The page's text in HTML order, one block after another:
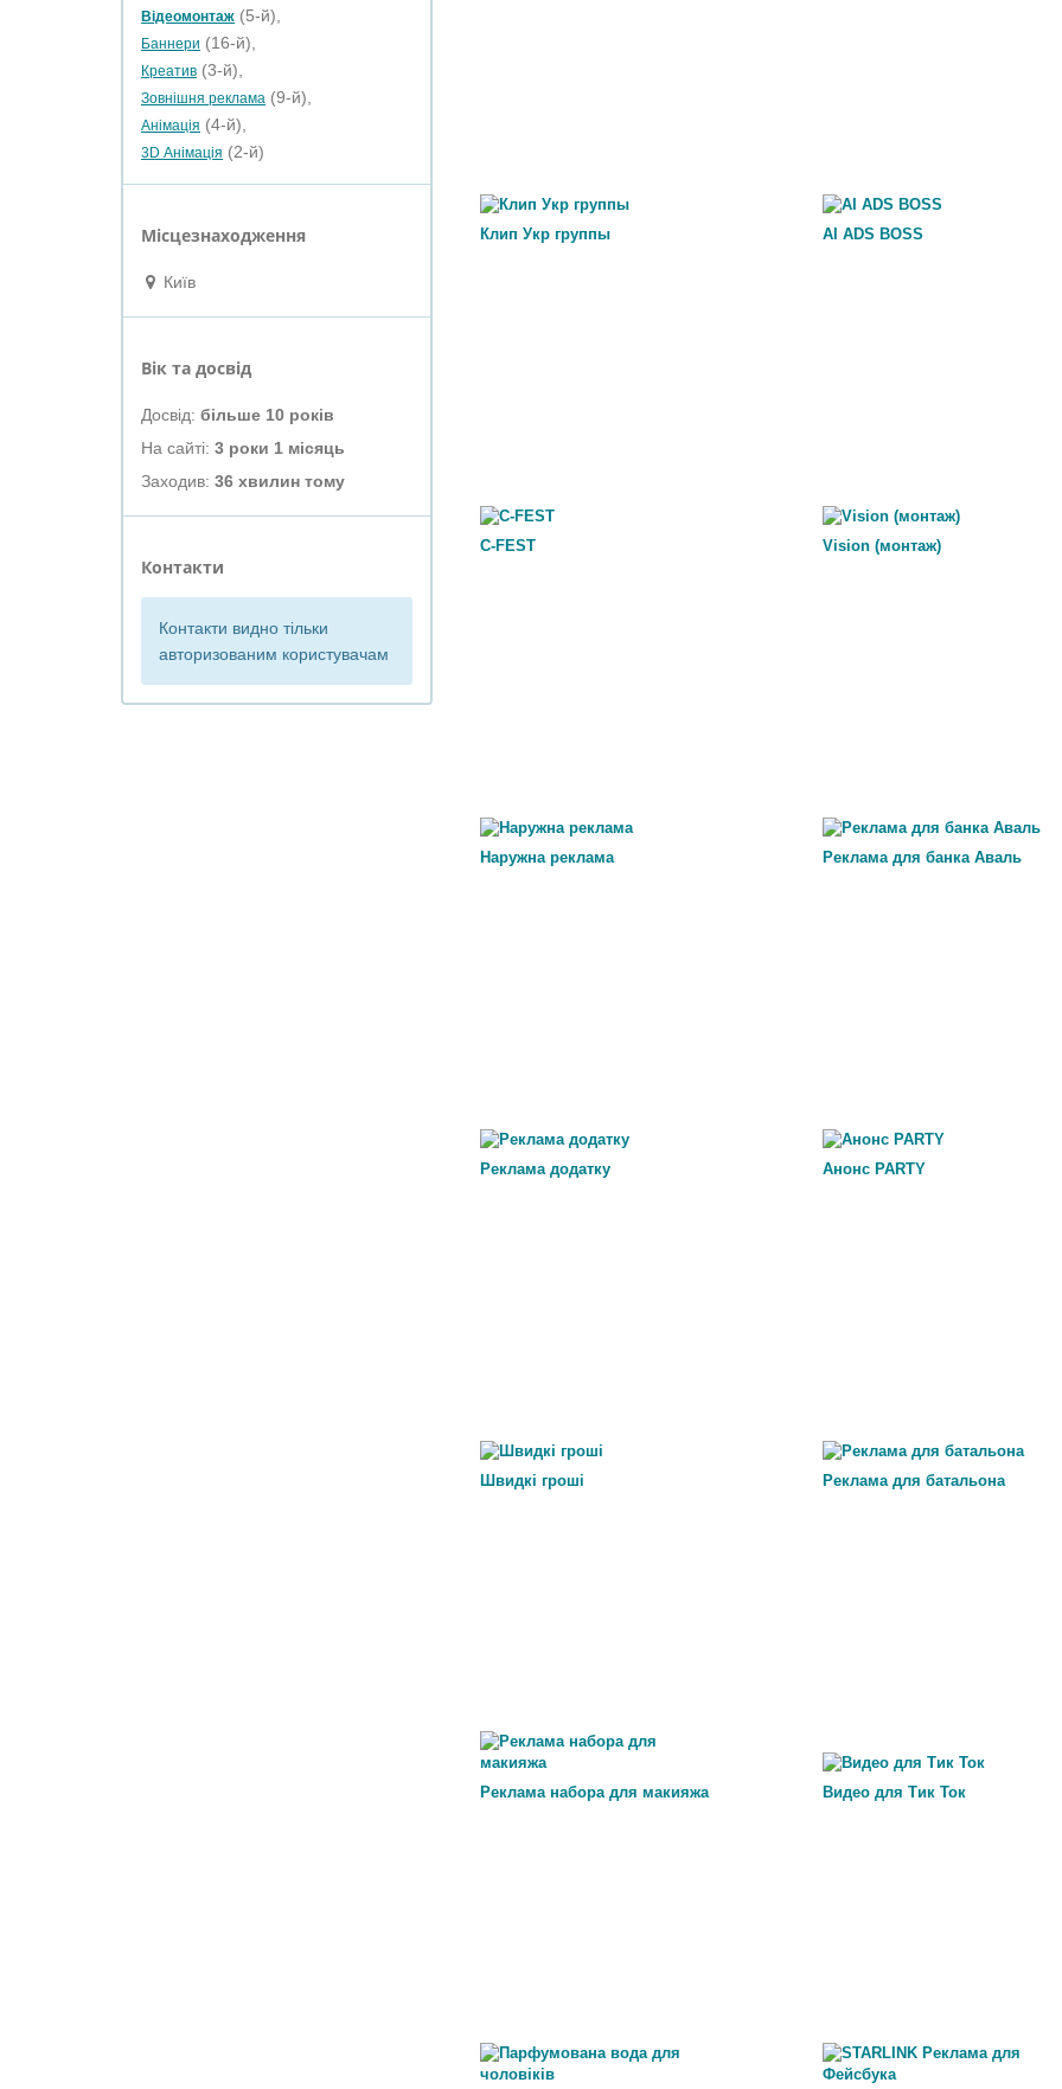
Відеомонтаж (5-й),
Баннери (16-й),
Креатив (3-й),
Зовнішня реклама (9-й),
Анімація (4-й),
3D Анімація (2-й)
Місцезнаходження
Київ
Вік та досвід
Досвід: більше 10 років
На сайті: 3 роки 1 місяць
Заходив: 36 хвилин тому
Контакти
Контакти видно тільки
авторизованим користувачам
Клип Укр группы AI ADS BOSS
C-FEST Vision (монтаж)
Наружна реклама Реклама для банка Аваль
Реклама додатку Анонс PARTY
Швидкі гроші Реклама для батальона
Реклама набора для макияжа Видео для Тик Ток